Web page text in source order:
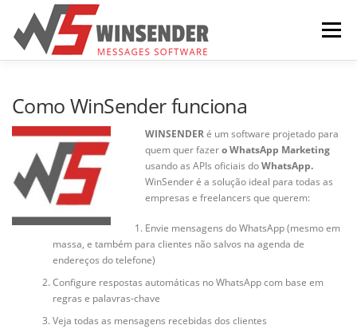
Pular para o conteúdo
Menu
COMPRA CONTATE-NOS PORTUGUÊS
Como WinSender funciona
WINSENDERé um software projetado para
quem quer fazero WhatsApp Marketing
usando as APIs oficiais doWhatsApp.
WinSender é a solução ideal para todas as
empresas e freelancers que querem:
Envie mensagens do WhatsApp (mesmo em
massa, e também para clientes não salvos na agenda de
endereços do telefone)
Configure respostas automáticas no WhatsApp com base em
regras e palavras-chave
Veja todas as mensagens recebidas dos clientes